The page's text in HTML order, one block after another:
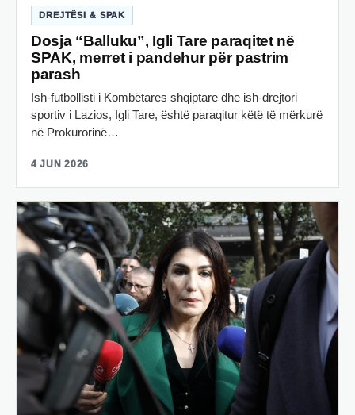
DREJTËSI & SPAK
Dosja “Balluku”, Igli Tare paraqitet në
SPAK, merret i pandehur për pastrim
parash
Ish-futbollisti i Kombëtares shqiptare dhe ish-drejtori
sportiv i Lazios, Igli Tare, është paraqitur këtë të mërkurë
në Prokurorinë…
4 JUN 2026